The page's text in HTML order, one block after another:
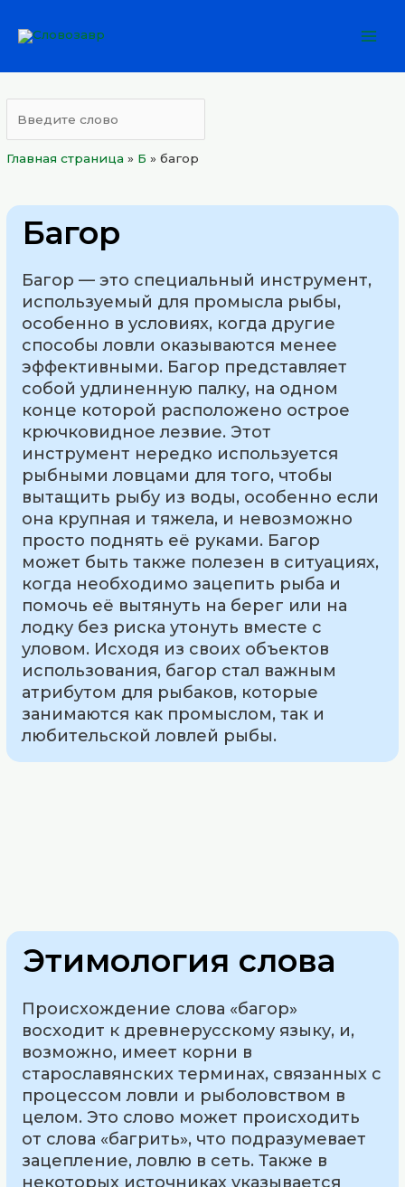
Главная страница » Б »багор
Багор
Багор — это специальный инструмент,
используемый для промысла рыбы,
особенно в условиях, когда другие
способы ловли оказываются менее
эффективными. Багор представляет
собой удлиненную палку, на одном
конце которой расположено острое
крючковидное лезвие. Этот
инструмент нередко используется
рыбными ловцами для того, чтобы
вытащить рыбу из воды, особенно если
она крупная и тяжела, и невозможно
просто поднять её руками. Багор
может быть также полезен в ситуациях,
когда необходимо зацепить рыба и
помочь её вытянуть на берег или на
лодку без риска утонуть вместе с
уловом. Исходя из своих объектов
использования, багор стал важным
атрибутом для рыбаков, которые
занимаются как промыслом, так и
любительской ловлей рыбы.
Этимология слова
Происхождение слова «багор»
восходит к древнерусскому языку, и,
возможно, имеет корни в
старославянских терминах, связанных с
процессом ловли и рыболовством в
целом. Это слово может происходить
от слова «багрить», что подразумевает
зацепление, ловлю в сеть. Также в
некоторых источниках указывается